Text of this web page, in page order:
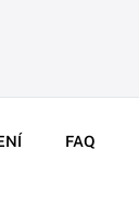
FAQ